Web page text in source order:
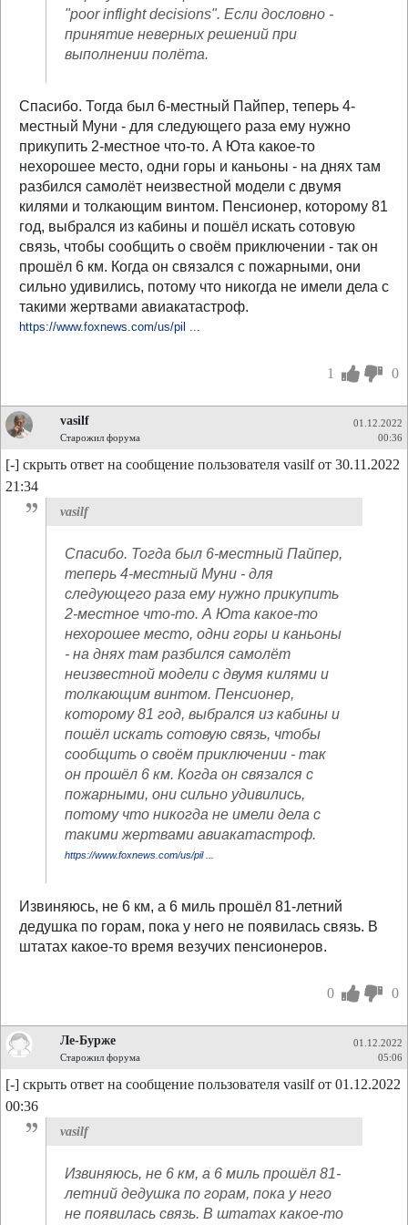
"poor inflight decisions". Если дословно -
принятие неверных решений при
выполнении полёта.
Спасибо. Тогда был 6-местный Пайпер, теперь 4-
местный Муни - для следующего раза ему нужно
прикупить 2-местное что-то. А Юта какое-то
нехорошее место, одни горы и каньоны - на днях там
разбился самолёт неизвестной модели с двумя
килями и толкающим винтом. Пенсионер, которому 81
год, выбрался из кабины и пошёл искать сотовую
связь, чтобы сообщить о своём приключении - так он
прошёл 6 км. Когда он связался с пожарными, они
сильно удивились, потому что никогда не имели дела с
такими жертвами авиакатастроф.
https://www.foxnews.com/us/pil ...
1 0
vasilf
Старожил форума
01.12.2022
00:36
[-] скрыть ответ на сообщение пользователя vasilf от 30.11.2022
21:34
vasilf
Спасибо. Тогда был 6-местный Пайпер,
теперь 4-местный Муни - для
следующего раза ему нужно прикупить
2-местное что-то. А Юта какое-то
нехорошее место, одни горы и каньоны
- на днях там разбился самолёт
неизвестной модели с двумя килями и
толкающим винтом. Пенсионер,
которому 81 год, выбрался из кабины и
пошёл искать сотовую связь, чтобы
сообщить о своём приключении - так
он прошёл 6 км. Когда он связался с
пожарными, они сильно удивились,
потому что никогда не имели дела с
такими жертвами авиакатастроф.
https://www.foxnews.com/us/pil ...
Извиняюсь, не 6 км, а 6 миль прошёл 81-летний
дедушка по горам, пока у него не появилась связь. В
штатах какое-то время везучих пенсионеров.
0 0
Ле-Бурже
Старожил форума
01.12.2022
05:06
[-] скрыть ответ на сообщение пользователя vasilf от 01.12.2022
00:36
vasilf
Извиняюсь, не 6 км, а 6 миль прошёл 81-
летний дедушка по горам, пока у него
не появилась связь. В штатах какое-то